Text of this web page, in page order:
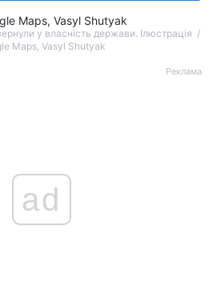
у власність держави. Ілюстрація /
Maps, Vasyl Shutyak
Реклама
ad